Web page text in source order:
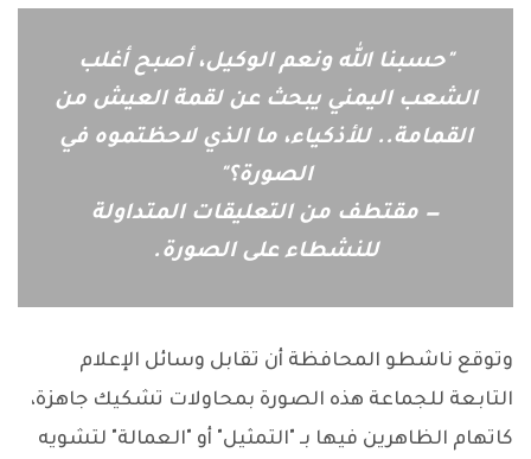
"حسبنا الله ونعم الوكيل، أصبح أغلب
الشعب اليمني يبحث عن لقمة العيش من
القمامة.. للأذكياء، ما الذي لاحظتموه في
الصورة؟"
— مقتطف من التعليقات المتداولة
للنشطاء على الصورة.
وتوقع ناشطو المحافظة أن تقابل وسائل الإعلام
التابعة للجماعة هذه الصورة بمحاولات تشكيك جاهزة،
كاتهام الظاهرين فيها بـ "التمثيل" أو "العمالة" لتشويه